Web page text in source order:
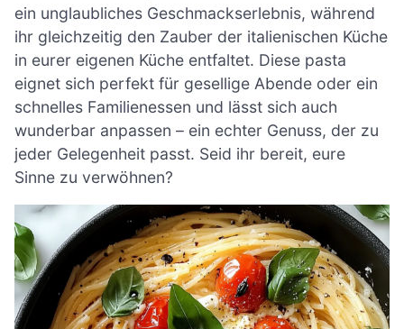
ein unglaubliches Geschmackserlebnis, während
ihr gleichzeitig den Zauber der italienischen Küche
in eurer eigenen Küche entfaltet. Diese pasta
eignet sich perfekt für gesellige Abende oder ein
schnelles Familienessen und lässt sich auch
wunderbar anpassen – ein echter Genuss, der zu
jeder Gelegenheit passt. Seid ihr bereit, eure
Sinne zu verwöhnen?